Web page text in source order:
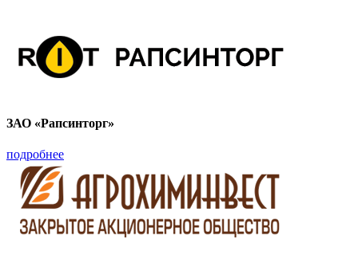
ЗАО «Рапсинторг»
подробнее